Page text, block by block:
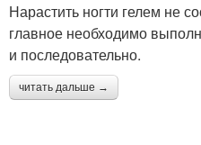
Нарастить ногти гелем не
главное необходимо
и последовательно.
читать дальше →